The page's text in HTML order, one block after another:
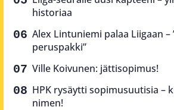
historiaa
Alex Lintuniemi palaa Liigaan
peruspakki”
Ville Koivunen: jättisopimus!
HPK rysäytti sopimusuutisia –
nimen!